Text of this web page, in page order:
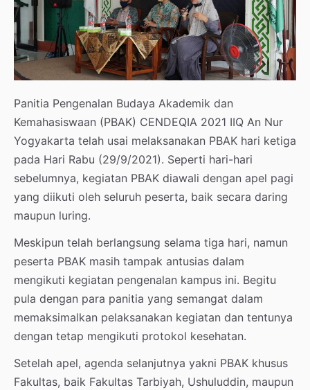
Panitia Pengenalan Budaya Akademik dan
Kemahasiswaan (PBAK) CENDEQIA 2021 IIQ An Nur
Yogyakarta telah usai melaksanakan PBAK hari ketiga
pada Hari Rabu (29/9/2021). Seperti hari-hari
sebelumnya, kegiatan PBAK diawali dengan apel pagi
yang diikuti oleh seluruh peserta, baik secara daring
maupun luring.
Meskipun telah berlangsung selama tiga hari, namun
peserta PBAK masih tampak antusias dalam
mengikuti kegiatan pengenalan kampus ini. Begitu
pula dengan para panitia yang semangat dalam
memaksimalkan pelaksanakan kegiatan dan tentunya
dengan tetap mengikuti protokol kesehatan.
Setelah apel, agenda selanjutnya yakni PBAK khusus
Fakultas, baik Fakultas Tarbiyah, Ushuluddin, maupun